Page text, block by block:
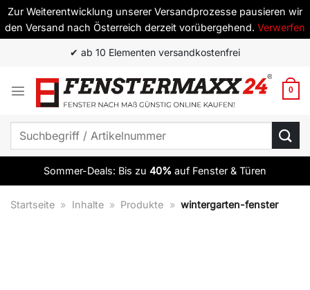
Zur Weiterentwicklung unserer Versandprozesse pausieren wir
den Versand nach Österreich derzeit vorübergehend. Verwerfen
springen
✔ Top Qualität zum besten Preis
0
Suchen
Sommer-Deals: Bis zu 40% auf Fenster & Türen
Startseite » Inhalte » Produkte » wintergarten-fenster